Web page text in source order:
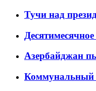
Тучи над
Азербайджан
Коммунальный